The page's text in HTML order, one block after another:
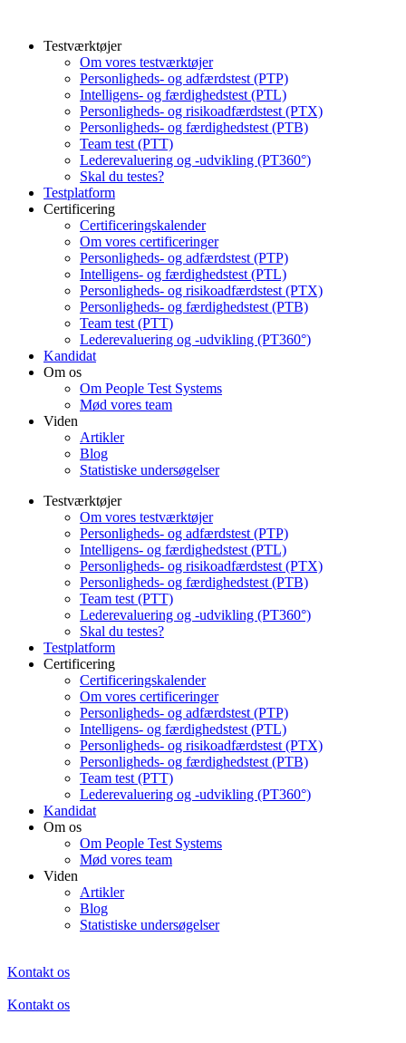
Testværktøjer
Om vores testværktøjer
Personligheds- og adfærdstest (PTP)
Intelligens- og færdighedstest (PTL)
Personligheds- og risikoadfærdstest (PTX)
Personligheds- og færdighedstest (PTB)
Team test (PTT)
Lederevaluering og -udvikling (PT360°)
Skal du testes?
Testplatform
Certificering
Certificeringskalender
Om vores certificeringer
Personligheds- og adfærdstest (PTP)
Intelligens- og færdighedstest (PTL)
Personligheds- og risikoadfærdstest (PTX)
Personligheds- og færdighedstest (PTB)
Team test (PTT)
Lederevaluering og -udvikling (PT360°)
Kandidat
Om os
Om People Test Systems
Mød vores team
Viden
Artikler
Blog
Statistiske undersøgelser
Testværktøjer
Om vores testværktøjer
Personligheds- og adfærdstest (PTP)
Intelligens- og færdighedstest (PTL)
Personligheds- og risikoadfærdstest (PTX)
Personligheds- og færdighedstest (PTB)
Team test (PTT)
Lederevaluering og -udvikling (PT360°)
Skal du testes?
Testplatform
Certificering
Certificeringskalender
Om vores certificeringer
Personligheds- og adfærdstest (PTP)
Intelligens- og færdighedstest (PTL)
Personligheds- og risikoadfærdstest (PTX)
Personligheds- og færdighedstest (PTB)
Team test (PTT)
Lederevaluering og -udvikling (PT360°)
Kandidat
Om os
Om People Test Systems
Mød vores team
Viden
Artikler
Blog
Statistiske undersøgelser
Kontakt os
Kontakt os